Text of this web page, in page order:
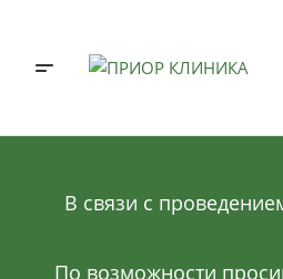
В связи с
По возможности